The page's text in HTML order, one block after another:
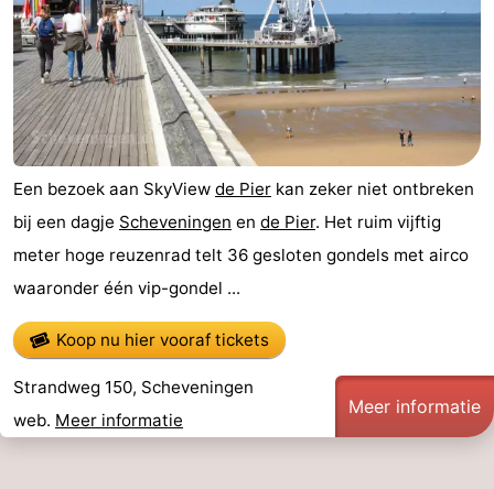
Een bezoek aan SkyView de Pier kan zeker niet ontbreken
bij een dagje Scheveningen en de Pier. Het ruim vijftig
meter hoge reuzenrad telt 36 gesloten gondels met airco
waaronder één vip-gondel ...
Koop nu hier vooraf tickets
Strandweg 150, Scheveningen
web. Meer informatie
Meer informatie